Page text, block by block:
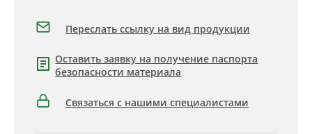
Переслать ссылку на вид продукции
Оставить заявку на получение паспорта
безопасности материала
Связаться с нашими специалистами